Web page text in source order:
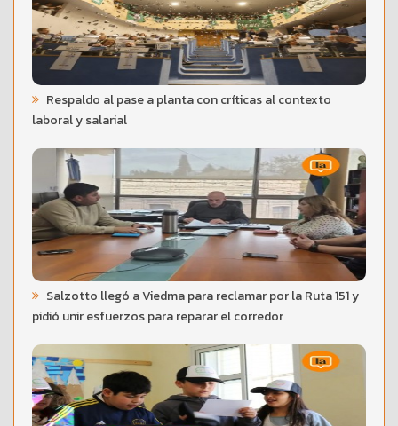
Respaldo al pase a planta con críticas al contexto
laboral y salarial
Salzotto llegó a Viedma para reclamar por la Ruta 151 y
pidió unir esfuerzos para reparar el corredor